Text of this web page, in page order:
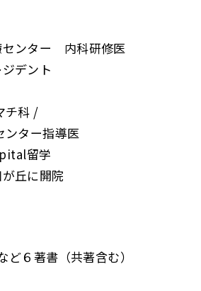
センター 内科研修医
デント
チ科 /
ンター指導医
留学
丘に開院
ど６著書（共著含む）